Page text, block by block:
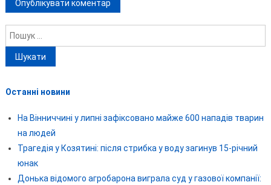
Пошук:
Останні новини
На Вінниччині у липні зафіксовано майже 600 нападів тварин
на людей
Трагедія у Козятині: після стрибка у воду загинув 15-річний
юнак
Донька відомого агробарона виграла суд у газової компанії: